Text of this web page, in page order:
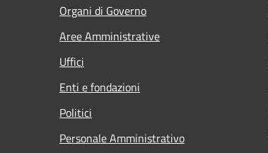
Organi di Governo
Aree Amministrative
Uffici
Enti e fondazioni
Politici
Personale Amministrativo